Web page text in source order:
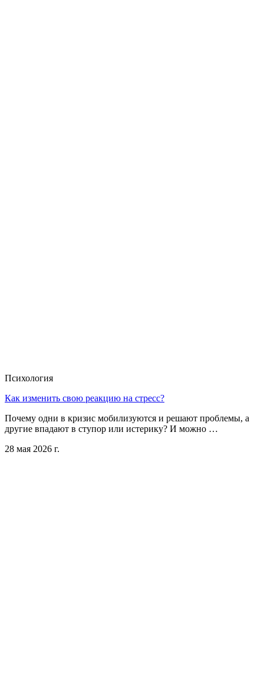
Психология
Как изменить свою реакцию на стресс?
Почему одни в кризис мобилизуются и решают проблемы, а
другие впадают в ступор или истерику? И можно …
28 мая 2026 г.